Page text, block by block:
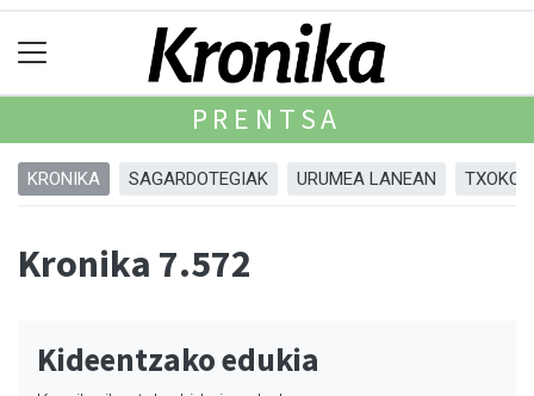
PRENTSA
KRONIKA SAGARDOTEGIAK URUMEA LANEAN
Kronika 7.572
Kideentzako edukia